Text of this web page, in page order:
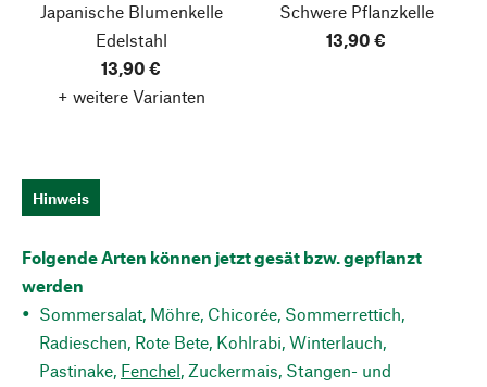
Japanische Blumenkelle
Edelstahl
13,90 €
+ weitere Varianten
Schwere Pflanzkelle
13,90 €
Hinweis
Folgende Arten können jetzt gesät bzw. gepflanzt
werden
Sommersalat, Möhre, Chicorée, Sommerrettich,
Radieschen, Rote Bete, Kohlrabi, Winterlauch,
Pastinake, Fenchel, Zuckermais, Stangen- und